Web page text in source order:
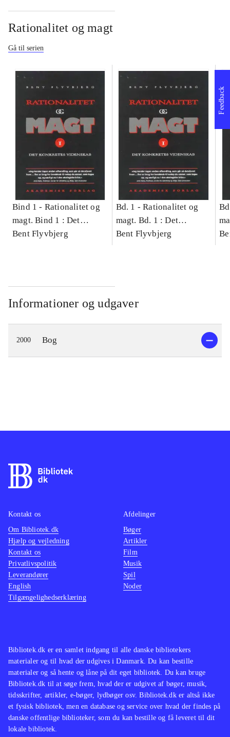
Rationalitet og magt
Gå til serien
Bind 1 - Rationalitet og
magt. Bind 1 : Det
konkretes videnskab
Bent Flyvbjerg
Bd. 1 -Rationalitet og
magt. Bd. 1 : Det
konkretes videnskab
Bent Flyvbjerg
Informationer og udgaver
2000 Bog
Feedback
Bibliotek.dk er en samlet indgang til alle danske bibliotekers
materialer og til hvad der udgives i Danmark. Du kan bestille
materialer og så hente og låne på dit eget bibliotek. Du kan bruge
Bibliotek.dk til at søge frem, hvad der er udgivet af bøger, musik,
tidsskrifter, artikler, e-bøger, lydbøger osv. Bibliotek.dk er altså ikke
et fysisk bibliotek, men en database og service over hvad der findes på
danske offentlige biblioteker, som du kan bestille og få leveret til dit
lokale bibliotek.
Kontakt os
Om Bibliotek.dk
Hjælp og vejledning
Kontakt os
Privatlivspolitik
Leverandører
English
Tilgængelighedserklæring
Afdelinger
Bøger
Artikler
Film
Musik
Spil
Noder